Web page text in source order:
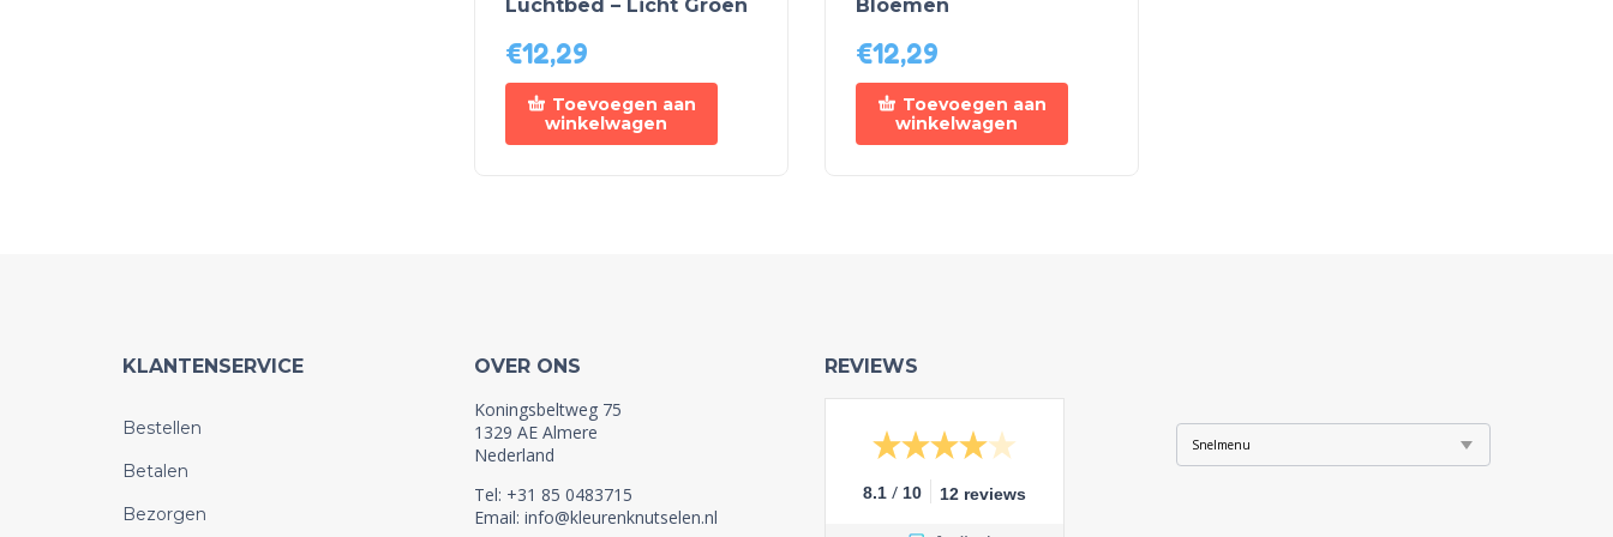
Luchtbed – Licht Groen
€12,29
Toevoegen aan
winkelwagen
Bloemen
€12,29
Toevoegen aan
winkelwagen
KLANTENSERVICE
Bestellen
Betalen
Bezorgen
OVER ONS
Koningsbeltweg 75
1329 AE Almere
Nederland
Tel: +31 85 0483715
Email: info@kleurenknutselen.nl
REVIEWS
8.1 / 10 12 reviews